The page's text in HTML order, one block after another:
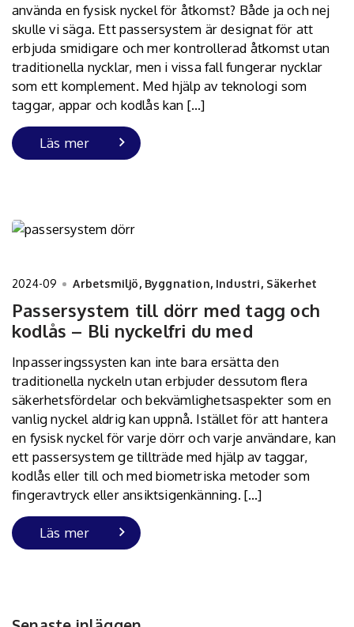
använda en fysisk nyckel för åtkomst? Både ja och nej
skulle vi säga. Ett passersystem är designat för att
erbjuda smidigare och mer kontrollerad åtkomst utan
traditionella nycklar, men i vissa fall fungerar nycklar
som ett komplement. Med hjälp av teknologi som
taggar, appar och kodlås kan […]
Läs mer
2024-09 Arbetsmiljö, Byggnation, Industri, Säkerhet
Passersystem till dörr med tagg och
kodlås – Bli nyckelfri du med
Inpasseringssysten kan inte bara ersätta den
traditionella nyckeln utan erbjuder dessutom flera
säkerhetsfördelar och bekvämlighetsaspekter som en
vanlig nyckel aldrig kan uppnå. Istället för att hantera
en fysisk nyckel för varje dörr och varje användare, kan
ett passersystem ge tillträde med hjälp av taggar,
kodlås eller till och med biometriska metoder som
fingeravtryck eller ansiktsigenkänning. […]
Läs mer